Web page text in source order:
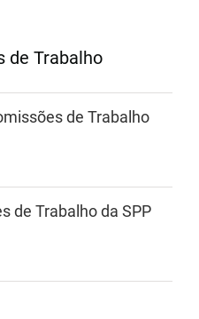
de Trabalho
de Trabalho
de Trabalho da SPP